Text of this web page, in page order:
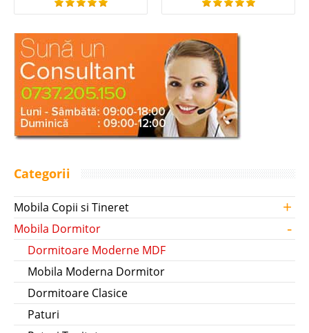
Categorii
Mobila Copii si Tineret +
Mobila Dormitor -
Dormitoare Moderne MDF
Mobila Moderna Dormitor
Dormitoare Clasice
Paturi